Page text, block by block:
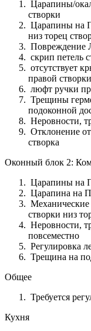
Царапины/
створки
Царапины на
низ торец
Повреждение
скрип петель
отсутствует
правой створки
люфт ручки
Трещины
подоконной
Неровности,
Отклонение
створка
Оконный блок 2:
Царапины на
Царапина на
створки низ
Неровности,
повсеместно
Регулировка
Трещина на
Общее
Требуется
Кухня